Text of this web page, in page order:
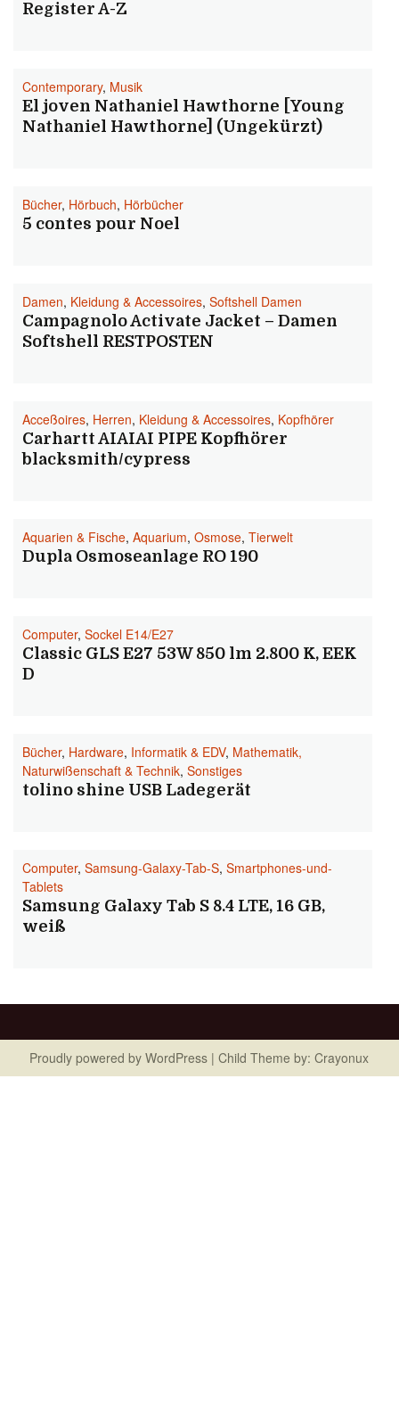
Register A-Z
Contemporary, Musik
El joven Nathaniel Hawthorne [Young
Nathaniel Hawthorne] (Ungekürzt)
Bücher, Hörbuch, Hörbücher
5 contes pour Noel
Damen, Kleidung & Accessoires, Softshell Damen
Campagnolo Activate Jacket – Damen
Softshell RESTPOSTEN
Acceßoires, Herren, Kleidung & Accessoires, Kopfhörer
Carhartt AIAIAI PIPE Kopfhörer
blacksmith/cypress
Aquarien & Fische, Aquarium, Osmose, Tierwelt
Dupla Osmoseanlage RO 190
Computer, Sockel E14/E27
Classic GLS E27 53W 850 lm 2.800 K, EEK
D
Bücher, Hardware, Informatik & EDV, Mathematik,
Naturwißenschaft & Technik, Sonstiges
tolino shine USB Ladegerät
Computer, Samsung-Galaxy-Tab-S, Smartphones-und-
Tablets
Samsung Galaxy Tab S 8.4 LTE, 16 GB,
weiß
Proudly powered by WordPress | Child Theme by: Crayonux